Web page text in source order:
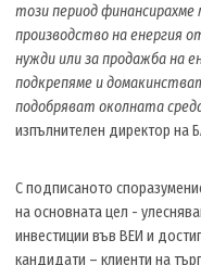
този период
производство на енергия
нужди или за продажба на
подкрепяме и
подобряват околната
изпълнителен директор на
С подписаното
на основната цел -
инвестиции във ВЕИ и
кандидати – клиенти на